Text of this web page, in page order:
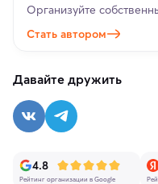
Организуйте
Стать автором
Давайте дружить
4.8
Рейтинг организации в Google